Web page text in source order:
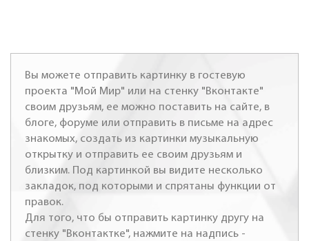
Вы можете отправить картинку в гостевую
проекта "Мой Мир" или на стенку "Вконтакте"
своим друзьям, ее можно поставить на сайте, в
блоге, форуме или отправить в письме на адрес
знакомых, создать из картинки музыкальную
открытку и отправить ее своим друзьям и
близким. Под картинкой вы видите несколько
закладок, под которыми и спрятаны функции от
правок.
Для того, что бы отправить картинку другу на
стенку "Вконтактке", нажмите на надпись -